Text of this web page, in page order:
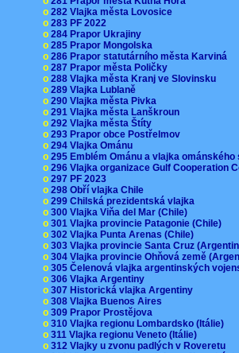
o 282 Vlajka města Lovosice
o 283 PF 2022
o 284 Prapor Ukrajiny
o 285 Prapor Mongolska
o 286 Prapor statutárního města Karviná
o 287 Prapor města Poličky
o 288 Vlajka města Kranj ve Slovinsku
o 289 Vlajka Lublaně
o 290 Vlajka města Pivka
o 291 Vlajka města Lanškroun
o 292 Vlajka města Štíty
o 293 Prapor obce Postřelmov
o 294 Vlajka Ománu
o 295 Emblém Ománu a vlajka
o 296 Vlajka organizace Gulf Cooperation
o 297 PF 2023
o 298 Obří vlajka Chile
o 299 Chilská prezidentská vlajka
o 300 Vlajka Viňa del Mar (Chile)
o 301 Vlajka provincie Patagonie (Chile)
o 302 Vlajka Punta Arenas (Chile)
o 303 Vlajka provincie Santa Cruz
o 304 Vlajka provincie Ohňová země
o 305 Čelenová vlajka argentinských
o 306 Vlajka Argentiny
o 307 Historická vlajka Argentiny
o 308 Vlajka Buenos Aires
o 309 Prapor Prostějova
o 310 Vlajka regionu Lombardsko (Itálie)
o 311 Vlajka regionu Veneto (Itálie)
o 312 Vlajky u zvonu padlých v Roveretu